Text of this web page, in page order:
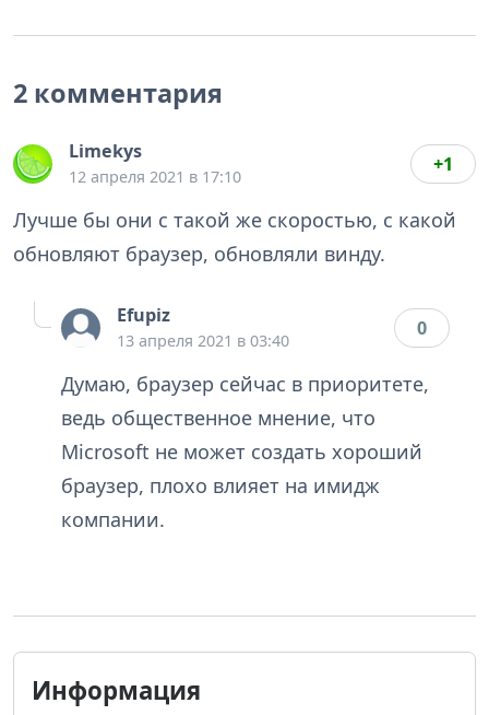
2 комментария
Limekys
12 апреля 2021 в 17:10
+1
Лучше бы они с такой же скоростью, с какой
обновляют браузер, обновляли винду.
Efupiz
13 апреля 2021 в 03:40
0
Думаю, браузер сейчас в приоритете,
ведь общественное мнение, что
Microsoft не может создать хороший
браузер, плохо влияет на имидж
компании.
Информация